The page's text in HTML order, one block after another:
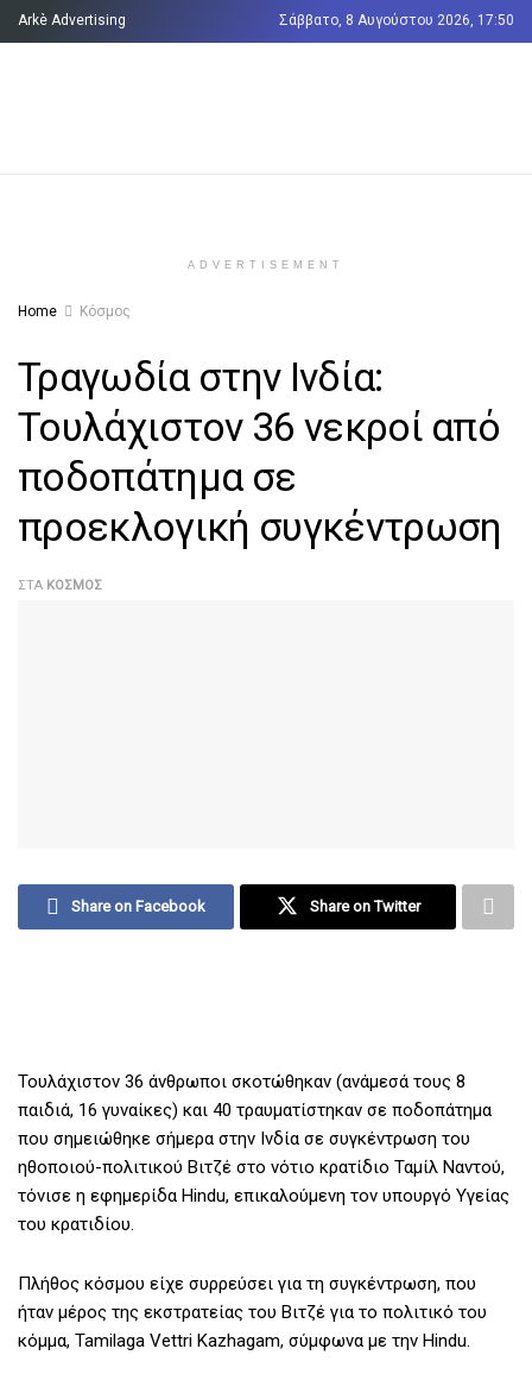
Arkè Advertising Σάββατο, 8 Αυγούστου 2026, 17:50
ADVERTISEMENT
Home Κόσμος
Τραγωδία στην Ινδία:
Τουλάχιστον 36 νεκροί από
ποδοπάτημα σε
προεκλογική συγκέντρωση
ΣΤΑ ΚΌΣΜΟΣ
Share on Facebook Share on Twitter
Τουλάχιστον 36 άνθρωποι σκοτώθηκαν (ανάμεσά τους 8
παιδιά, 16 γυναίκες) και 40 τραυματίστηκαν σε ποδοπάτημα
που σημειώθηκε σήμερα στην Ινδία σε συγκέντρωση του
ηθοποιού-πολιτικού Βιτζέ στο νότιο κρατίδιο Ταμίλ Ναντού,
τόνισε η εφημερίδα Hindu, επικαλούμενη τον υπουργό Υγείας
του κρατιδίου.
Πλήθος κόσμου είχε συρρεύσει για τη συγκέντρωση, που
ήταν μέρος της εκστρατείας του Βιτζέ για το πολιτικό του
κόμμα, Tamilaga Vettri Kazhagam, σύμφωνα με την Hindu.